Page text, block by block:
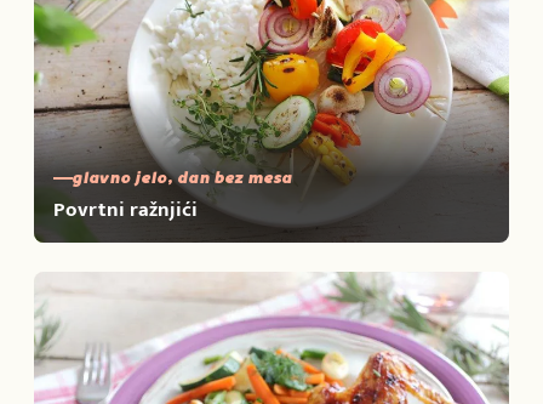
glavno jelo, dan bez mesa
Povrtni ražnjići